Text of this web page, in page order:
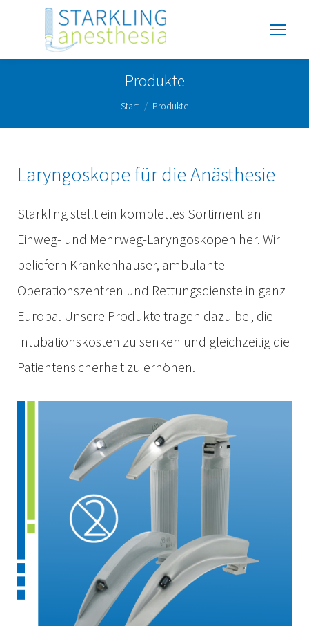
Produkte
Sie befinden sich hier:
Start Produkte
Laryngoskope für die Anästhesie
Starkling stellt ein komplettes Sortiment an
Einweg- und Mehrweg-Laryngoskopen her. Wir
beliefern Krankenhäuser, ambulante
Operationszentren und Rettungsdienste in ganz
Europa. Unsere Produkte tragen dazu bei, die
Intubationskosten zu senken und gleichzeitig die
Patientensicherheit zu erhöhen.